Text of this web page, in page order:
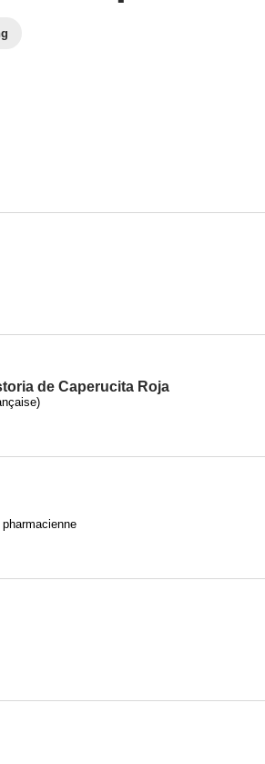
de Caperucita Roja